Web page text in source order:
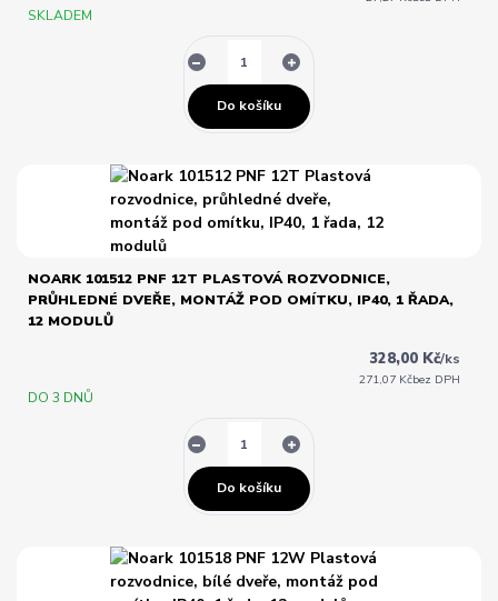
SKLADEM
Do košíku
NOARK 101512 PNF 12T PLASTOVÁ ROZVODNICE,
PRŮHLEDNÉ DVEŘE, MONTÁŽ POD OMÍTKU, IP40, 1 ŘADA,
12 MODULŮ
328,00 Kč/ks
271,07 Kčbez DPH
DO 3 DNŮ
Do košíku